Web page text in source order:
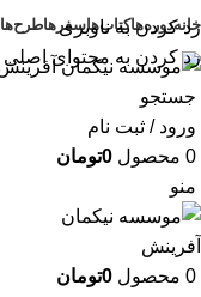
رد کردن به ناوبری
رد کردن به محتوای اصلی
خانهدوره‌هاکتاب‌هاسفرهاطرح‌ها
جستجو
ورود / ثبت نام
0 محصول 0تومان
منو
0 محصول 0تومان